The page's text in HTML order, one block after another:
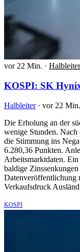
vor 22 Min. · Halbleiter
KOSPI: SK
Halbleiter · vor 22 Min.
Die Erholung an der
wenige Stunden.
die Stimmung ins
6.280,36 Punkten.
Arbeitsmarktdaten.
baldige
Datenveröffentlichung
Verkaufsdruck
KOSPI